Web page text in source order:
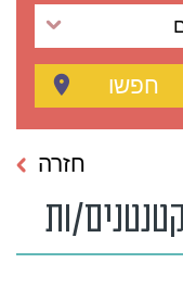
חפשו
ות
חזרה